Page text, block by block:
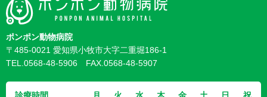
ポンポン動物病院
〒485-0021 愛知県小牧市大字二重堀186-1
TEL.0568-48-5906 FAX.0568-48-5907